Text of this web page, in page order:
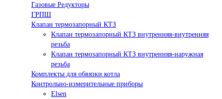
Газовые Редукторы
ГРПШ
Клапан термозапорный КТЗ
Клапан термозапорный КТЗ внутренняя-внутренняя
резьба
Клапан термозапорный КТЗ внутренняя-наружная
резьба
Комплекты для обвязки котла
Контрольно-измерительные приборы
Elsen